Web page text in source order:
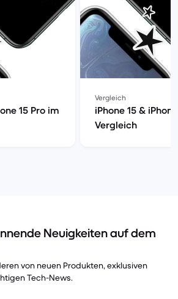
15 Pro im
Vergleich
iPhone 15 &
Vergleich
Neuigkeiten auf dem
von neuen Produkten, exklusiven
Tech-News.